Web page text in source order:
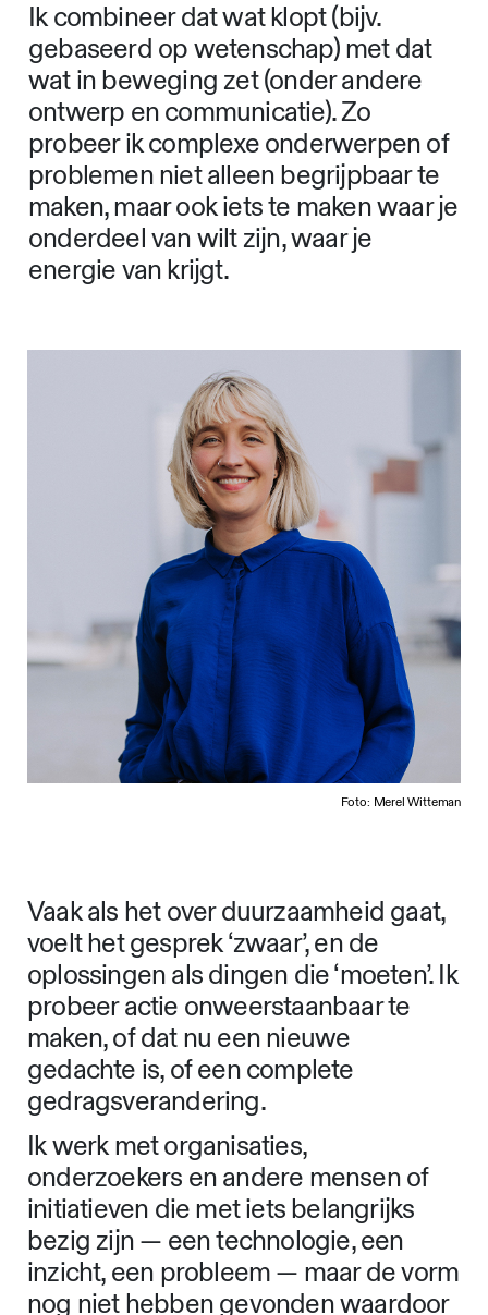
Ik combineer dat wat klopt (bijv.
gebaseerd op wetenschap) met dat
wat in beweging zet (onder andere
ontwerp en communicatie). Zo
probeer ik complexe onderwerpen of
problemen niet alleen begrijpbaar te
maken, maar ook iets te maken waar je
onderdeel van wilt zijn, waar je
energie van krijgt.
Foto: Merel Witteman
Vaak als het over duurzaamheid gaat,
voelt het gesprek ‘zwaar’, en de
oplossingen als dingen die ‘moeten’. Ik
probeer actie onweerstaanbaar te
maken, of dat nu een nieuwe
gedachte is, of een complete
gedragsverandering.
Ik werk met organisaties,
onderzoekers en andere mensen of
initiatieven die met iets belangrijks
bezig zijn — een technologie, een
inzicht, een probleem — maar de vorm
nog niet hebben gevonden waardoor